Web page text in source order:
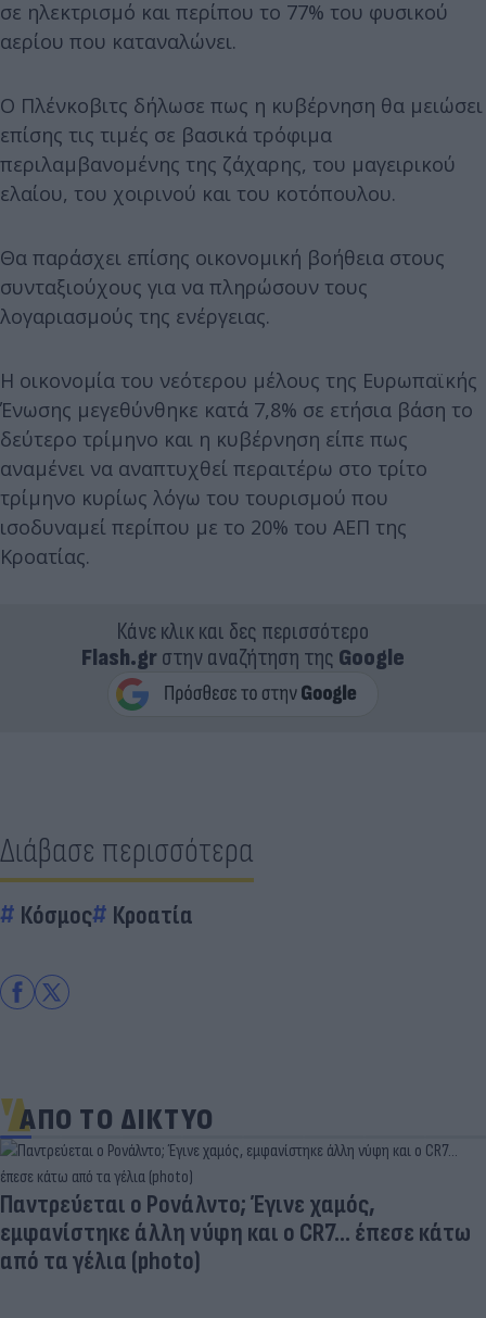
σε ηλεκτρισμό και περίπου το 77% του φυσικού
αερίου που καταναλώνει.
Ο Πλένκοβιτς δήλωσε πως η κυβέρνηση θα μειώσει
επίσης τις τιμές σε βασικά τρόφιμα
περιλαμβανομένης της ζάχαρης, του μαγειρικού
ελαίου, του χοιρινού και του κοτόπουλου.
Θα παράσχει επίσης οικονομική βοήθεια στους
συνταξιούχους για να πληρώσουν τους
λογαριασμούς της ενέργειας.
Η οικονομία του νεότερου μέλους της Ευρωπαϊκής
Ένωσης μεγεθύνθηκε κατά 7,8% σε ετήσια βάση το
δεύτερο τρίμηνο και η κυβέρνηση είπε πως
αναμένει να αναπτυχθεί περαιτέρω στο τρίτο
τρίμηνο κυρίως λόγω του τουρισμού που
ισοδυναμεί περίπου με το 20% του ΑΕΠ της
Κροατίας.
Κάνε κλικ και δες περισσότερο
Flash.grστην αναζήτηση της Google
Διάβασε περισσότερα
Κόσμος Κροατία
ΑΠΟ ΤΟ ΔΙΚΤΥΟ
Παντρεύεται ο Ρονάλντο; Έγινε χαμός,
εμφανίστηκε άλλη νύφη και ο CR7… έπεσε κάτω
από τα γέλια (photo)